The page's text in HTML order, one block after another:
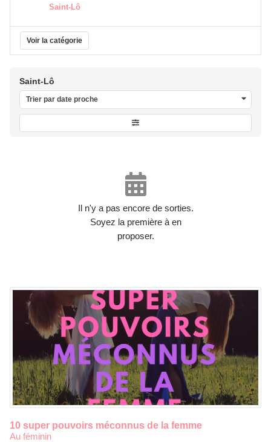
Saint-Lô
Voir la catégorie
Saint-Lô
Trier par date proche
Il n'y a pas encore de sorties.
Soyez la première à en
proposer.
10 super pouvoirs méconnus de la femme
Au féminin